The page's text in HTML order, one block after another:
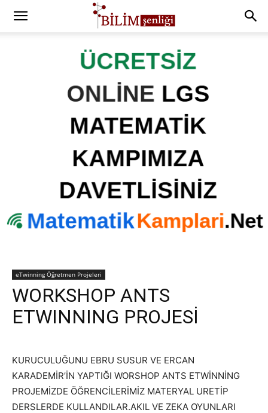
eTwinning Öğretmen Projeleri
WORKSHOP ANTS
ETWINNING PROJESİ
KURUCULUĞUNU EBRU SUSUR VE ERCAN
KARADEMİR’İN YAPTIĞI WORSHOP ANTS ETWİNNİNG
PROJEMİZDE ÖĞRENCİLERİMİZ MATERYAL URETİP
DERSLERDE KULLANDILAR.AKIL VE ZEKA OYUNLARI